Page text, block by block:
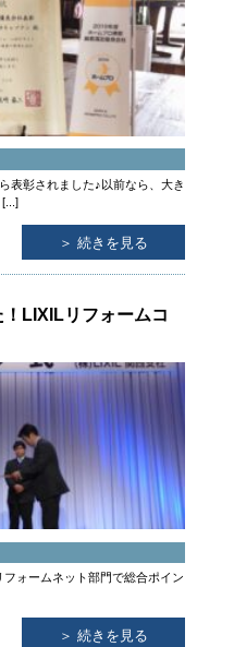
表彰されました♪以前なら、大き
＞ 続きを見る
LIXILリフォームコ
ォームネット部門で総合ポイン
＞ 続きを見る